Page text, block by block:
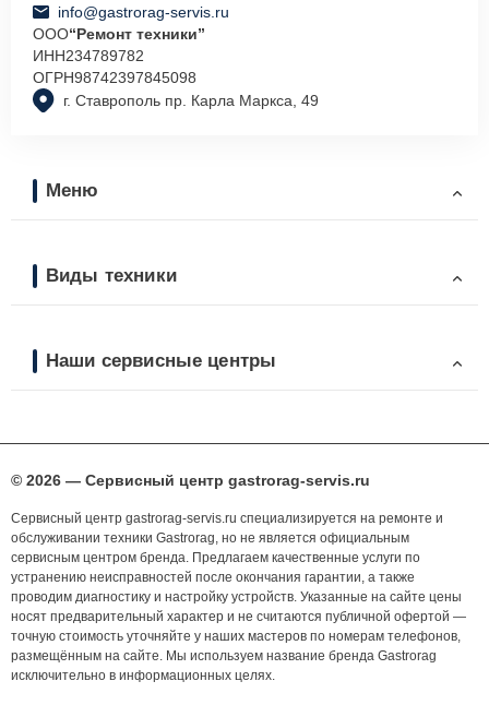
г. Ставрополь пр. Карла Маркса, 49
info@gastrorag-servis.ru
ООО“Ремонт техники”
ИНН234789782
ОГРН98742397845098
Меню
Виды техники
Наши сервисные центры
© 2026 — Сервисный центр gastrorag-servis.ru
Сервисный центр gastrorag-servis.ru специализируется на ремонте и
обслуживании техники Gastrorag, но не является официальным
сервисным центром бренда. Предлагаем качественные услуги по
устранению неисправностей после окончания гарантии, а также
проводим диагностику и настройку устройств. Указанные на сайте цены
носят предварительный характер и не считаются публичной офертой —
точную стоимость уточняйте у наших мастеров по номерам телефонов,
размещённым на сайте. Мы используем название бренда Gastrorag
исключительно в информационных целях.